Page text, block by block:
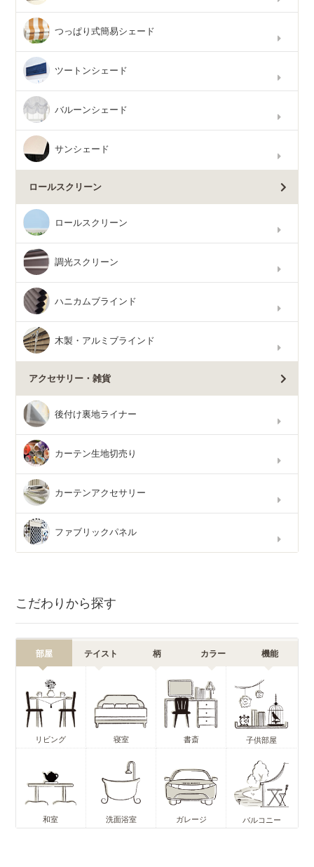
つっぱり式簡易シェード
ツートンシェード
バルーンシェード
サンシェード
ロールスクリーン
ロールスクリーン
調光スクリーン
ハニカムブラインド
木製・アルミブラインド
アクセサリー・雑貨
後付け裏地ライナー
カーテン生地切売り
カーテンアクセサリー
ファブリックパネル
こだわりから探す
部屋 テイスト 柄 カラー 機能
リビング 寝室 書斎 子供部屋
和室 洗面浴室 ガレージ バルコニー